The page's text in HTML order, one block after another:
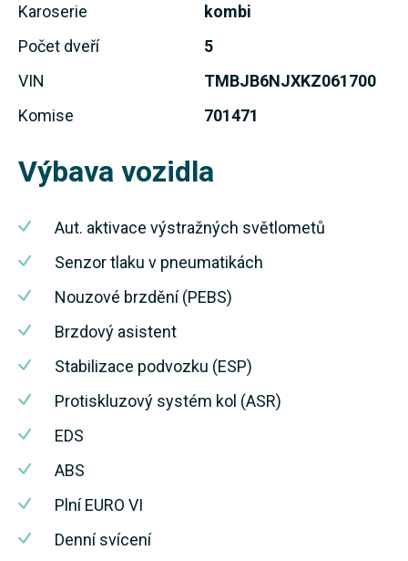
Karoserie
kombi
Počet dveří
5
VIN
TMBJB6NJXKZ061700
Komise
701471
Výbava vozidla
Aut. aktivace výstražných světlometů
Senzor tlaku v pneumatikách
Nouzové brzdění (PEBS)
Brzdový asistent
Stabilizace podvozku (ESP)
Protiskluzový systém kol (ASR)
EDS
ABS
Plní EURO VI
Denní svícení